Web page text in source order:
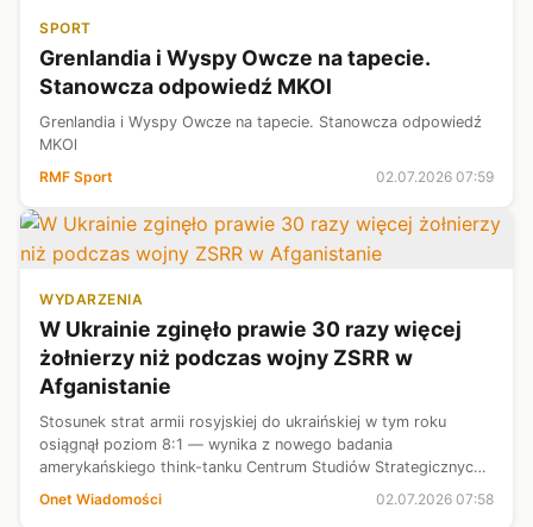
SPORT
Grenlandia i Wyspy Owcze na tapecie.
Stanowcza odpowiedź MKOl
Grenlandia i Wyspy Owcze na tapecie. Stanowcza odpowiedź
MKOl
RMF Sport
02.07.2026 07:59
WYDARZENIA
W Ukrainie zginęło prawie 30 razy więcej
żołnierzy niż podczas wojny ZSRR w
Afganistanie
Stosunek strat armii rosyjskiej do ukraińskiej w tym roku
osiągnął poziom 8:1 — wynika z nowego badania
amerykańskiego think-tanku Centrum Studiów Strategicznych i
Międzynarodowych (CSIS). W poprzednich latach stosunek
Onet Wiadomości 02.07.2026 07:58